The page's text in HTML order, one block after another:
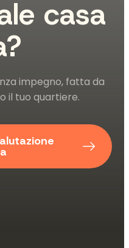
casa
impegno, fatta da
il tuo quartiere.